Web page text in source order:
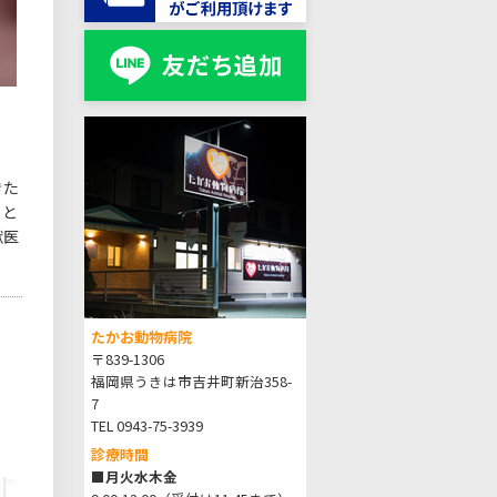
たかお動物病院
〒839-1306
福岡県うきは市吉井町新治358-
7
TEL 0943-75-3939
診療時間
■月火水木金